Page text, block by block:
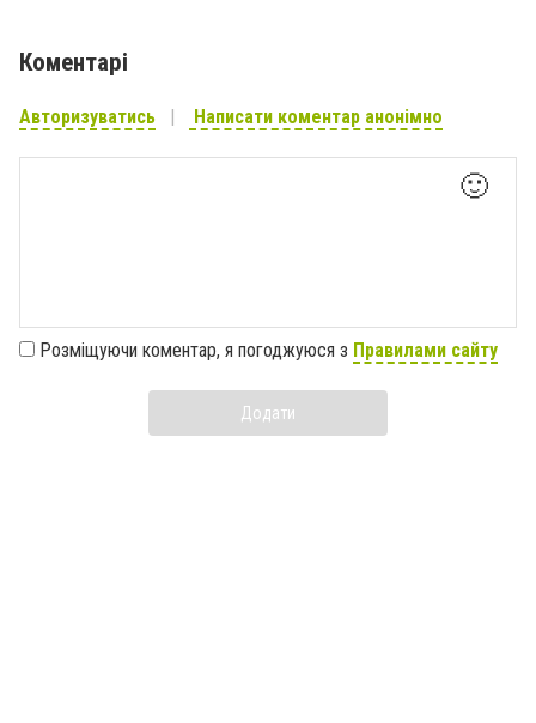
Коментарі
Авторизуватись Написати коментар анонімно
🙂
Розміщуючи коментар, я погоджуюся з Правилами сайту
Додати